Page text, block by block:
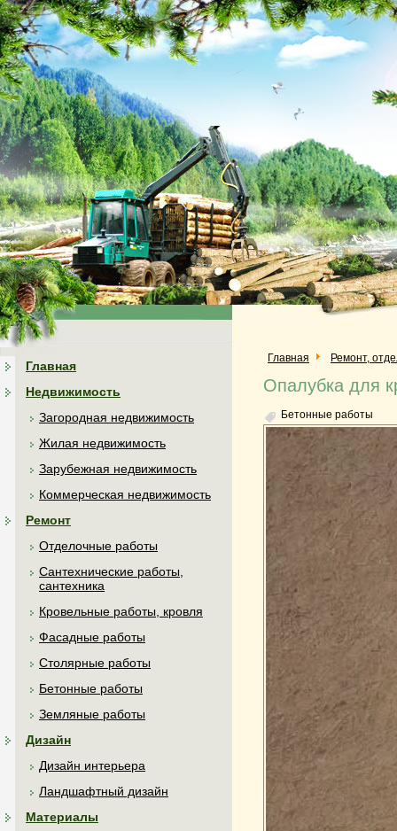
Главная
Недвижимость
Загородная недвижимость
Жилая недвижимость
Зарубежная недвижимость
Коммерческая недвижимость
Ремонт
Отделочные работы
Сантехнические работы,
сантехника
Кровельные работы, кровля
Фасадные работы
Столярные работы
Бетонные работы
Земляные работы
Дизайн
Дизайн интерьера
Ландшафтный дизайн
Материалы
Главная Ремонт,
Опалубка для
Бетонные работы